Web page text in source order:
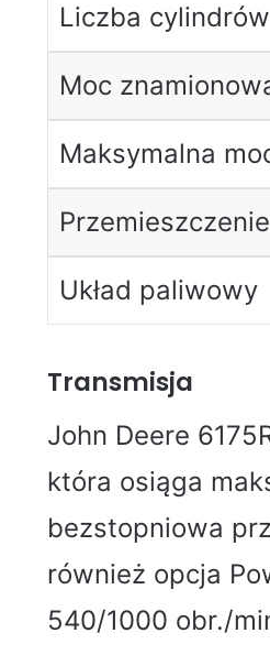
Liczba cylindrów
Moc
Maksymalna
Przemieszczenie
Układ paliwowy
Transmisja
John Deere
która osiąga
bezstopniowa
również opcja
540/1000 obr./